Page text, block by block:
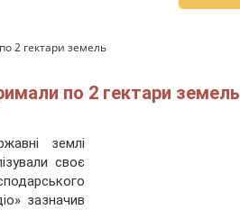
2 гектари земель
по 2 гектари земель
землі
своє
зазначив